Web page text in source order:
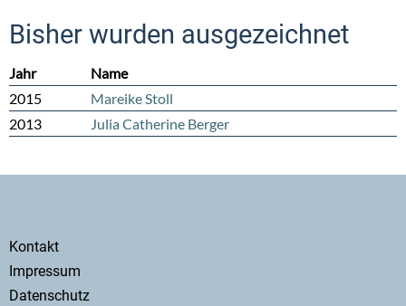
Bisher wurden ausgezeichnet
Jahr
Name
2015
Mareike Stoll
2013
Julia Catherine Berger
Secondary
menu
Kontakt
Impressum
Datenschutz